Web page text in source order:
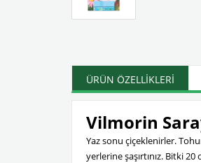
ÜRÜN ÖZELLIKLERI
Vilmorin
Yaz sonu çiçeklenirler.
yerlerine şaşırtınız. Bitki